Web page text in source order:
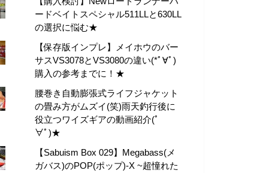
ードベイトスペシャル511LLと630LL
の選択に悩む★
【保存版インプレ】メイホウのバー
サスVS3078とVS3080の違い(*ﾟ∀ﾟ)
購入の参考までに！★
腰巻き自動膨張式ライフジャケット
の畳み方がムズイ(笑)雨天釣行後に
役立つワイズギアの動画紹介(ﾟ
∀ﾟ)★
【Sabuism Box 029】Megabass(メ
ガバス)のPOP(ポップ)-X ~超憧れた